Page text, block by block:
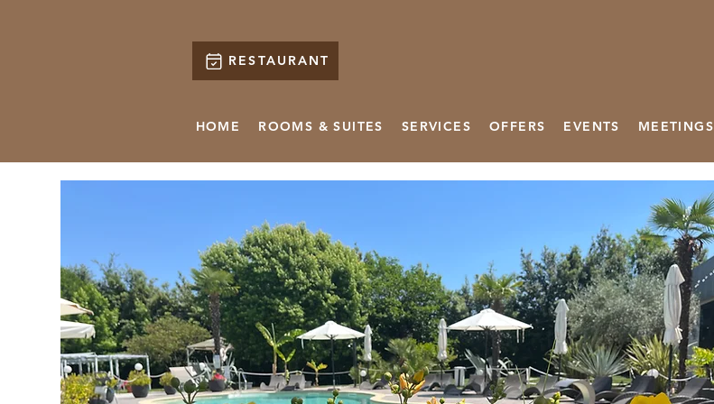
RESTAURANT
HOME ROOMS & SUITES SERVICES OFFERS EVENTS MEETINGS